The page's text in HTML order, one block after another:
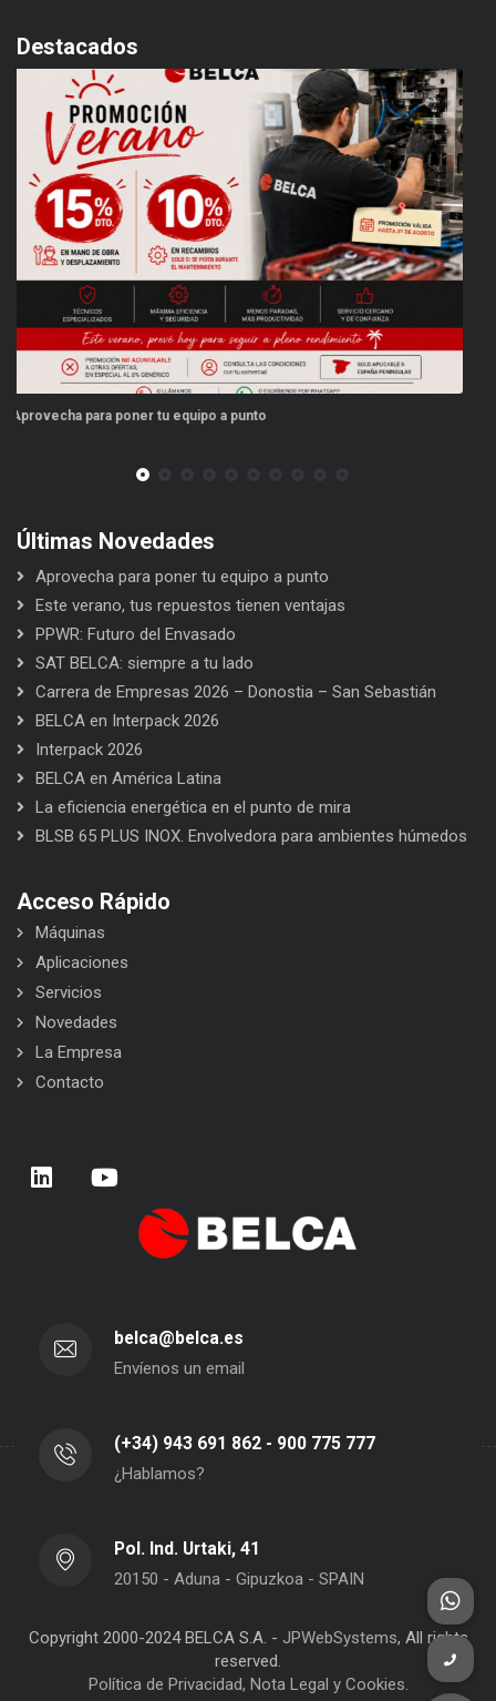
Destacados
Este verano, tus repuestos tienen ventajas
Últimas Novedades
Aprovecha para poner tu equipo a punto
Este verano, tus repuestos tienen ventajas
PPWR: Futuro del Envasado
SAT BELCA: siempre a tu lado
Carrera de Empresas 2026 – Donostia – San Sebastián
BELCA en Interpack 2026
Interpack 2026
BELCA en América Latina
La eficiencia energética en el punto de mira
BLSB 65 PLUS INOX. Envolvedora para ambientes húmedos
Acceso Rápido
Máquinas
Aplicaciones
Servicios
Novedades
La Empresa
Contacto
belca@belca.es
Envíenos un email
(+34) 943 691 862 - 900 775 777
¿Hablamos?
Pol. Ind. Urtaki, 41
20150 - Aduna - Gipuzkoa - SPAIN
Copyright 2000-2024 BELCA S.A. - JPWebSystems, All rights
reserved.
Política de Privacidad, Nota Legal y Cookies.